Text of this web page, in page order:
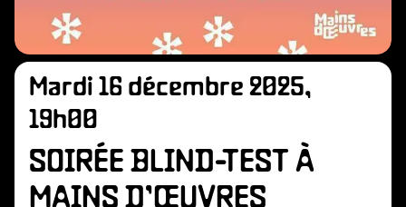
Mardi 16 décembre 2025,
19h00
SOIRÉE BLIND-TEST À
MAINS D’ŒUVRES